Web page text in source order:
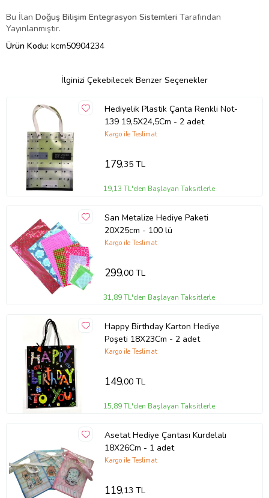
Bu İlan Doğuş Bilişim Entegrasyon Sistemleri Tarafından
Yayınlanmıştır.
Ürün Kodu: kcm50904234
İlginizi Çekebilecek Benzer Seçenekler
Hediyelik Plastik Çanta Renkli Not-
139 19,5X24,5Cm - 2 adet
Kargo ile Teslimat
179,35 TL
19,13 TL'den Başlayan Taksitlerle
San Metalize Hediye Paketi
20X25cm - 100 lü
Kargo ile Teslimat
299,00 TL
31,89 TL'den Başlayan Taksitlerle
Happy Birthday Karton Hediye
Poşeti 18X23Cm - 2 adet
Kargo ile Teslimat
149,00 TL
15,89 TL'den Başlayan Taksitlerle
Asetat Hediye Çantası Kurdelalı
18X26Cm - 1 adet
Kargo ile Teslimat
119,13 TL